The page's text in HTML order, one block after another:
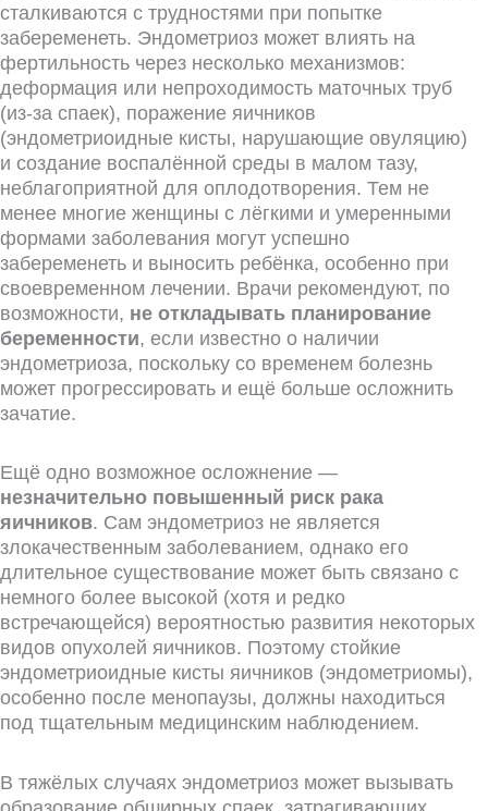
сталкиваются с трудностями при попытке
забеременеть. Эндометриоз может влиять на
фертильность через несколько механизмов:
деформация или непроходимость маточных труб
(из-за спаек), поражение яичников
(эндометриоидные кисты, нарушающие овуляцию)
и создание воспалённой среды в малом тазу,
неблагоприятной для оплодотворения. Тем не
менее многие женщины с лёгкими и умеренными
формами заболевания могут успешно
забеременеть и выносить ребёнка, особенно при
своевременном лечении. Врачи рекомендуют, по
возможности, не откладывать планирование
беременности, если известно о наличии
эндометриоза, поскольку со временем болезнь
может прогрессировать и ещё больше осложнить
зачатие.
Ещё одно возможное осложнение —
незначительно повышенный риск рака
яичников. Сам эндометриоз не является
злокачественным заболеванием, однако его
длительное существование может быть связано с
немного более высокой (хотя и редко
встречающейся) вероятностью развития некоторых
видов опухолей яичников. Поэтому стойкие
эндометриоидные кисты яичников (эндометриомы),
особенно после менопаузы, должны находиться
под тщательным медицинским наблюдением.
В тяжёлых случаях эндометриоз может вызывать